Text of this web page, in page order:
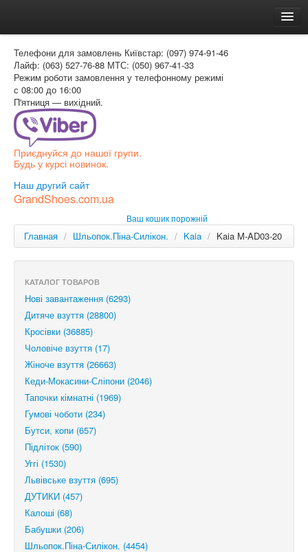
Доставка и оплата
Как заказать
Контакти
Таблиця розмірів
Вхід для покупця
РОС
Телефони для замовлень Київстар: (097) 974-91-46
Лайф: (063) 527-76-88 МТС: (050) 967-41-33
Режим роботи замовлення у телефонному режимі
с 08:00 до 16:00
П'ятниця — вихідний.
Приєднуйся до нашої групи.
Будь у курсі новинок.
Наш другий сайт
GrandShoes.com.ua
Ваш кошик порожній
Главная / Шльопок.Піна-Силікон. / Kaia / Kaia M-AD03-20
КАТАЛОГ ТОВАРОВ
Нові завантаження (6293)
Дитяче взуття (28800)
Кросівки (36885)
Чоловіче взуття (17)
Жіноче взуття (26663)
Кеди-Мокасини-Сліпони (2046)
Тапочки кімнатні (1969)
Гумові чоботи (234)
Бутси, копи (657)
Підліток (590)
Уггі (1530)
Львівське взуття (695)
ДУТИКИ (457)
Калоші (68)
Бабушки (206)
Шльопок.Піна-Силікон. (4454)